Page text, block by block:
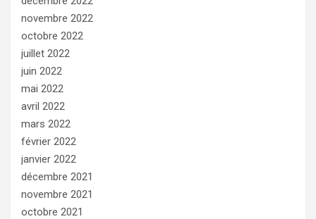
novembre 2022
octobre 2022
juillet 2022
juin 2022
mai 2022
avril 2022
mars 2022
février 2022
janvier 2022
décembre 2021
novembre 2021
octobre 2021